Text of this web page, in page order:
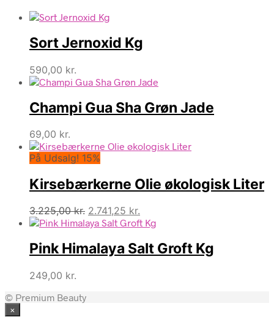
Sort Jernoxid Kg
590,00 kr.
Champi Gua Sha Grøn Jade
69,00 kr.
På Udsalg! 15%
Kirsebærkerne Olie økologisk Liter
3.225,00kr. Den
oprindelige
var:
3.225,00 kr..
2.741,25 kr.
aktuelle
er:
2.741,25 kr..
Pink Himalaya Salt Groft Kg
249,00 kr.
© Premium Beauty
×